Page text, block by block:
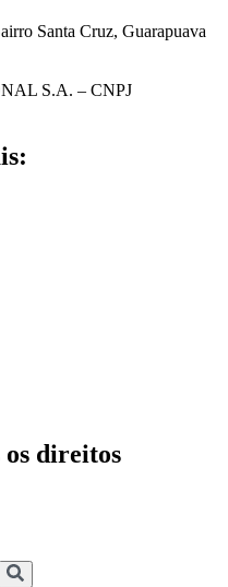
Santa Cruz, Guarapuava
S.A. – CNPJ
os direitos